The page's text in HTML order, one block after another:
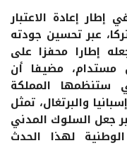
إعادة الاعتبار
عبر تحسين جودته
إطارا محفزا على
مستدام، مضيفا أن
العالم 2030، التي ستنظمها المملكة
والبرتغال، تمثل
جعل السلوك المدني
لهذا الحدث